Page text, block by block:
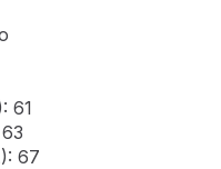
61
67